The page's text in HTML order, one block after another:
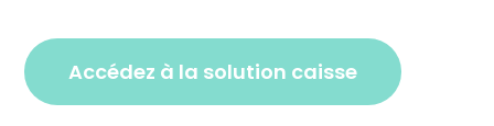
accédez à la solution caisse